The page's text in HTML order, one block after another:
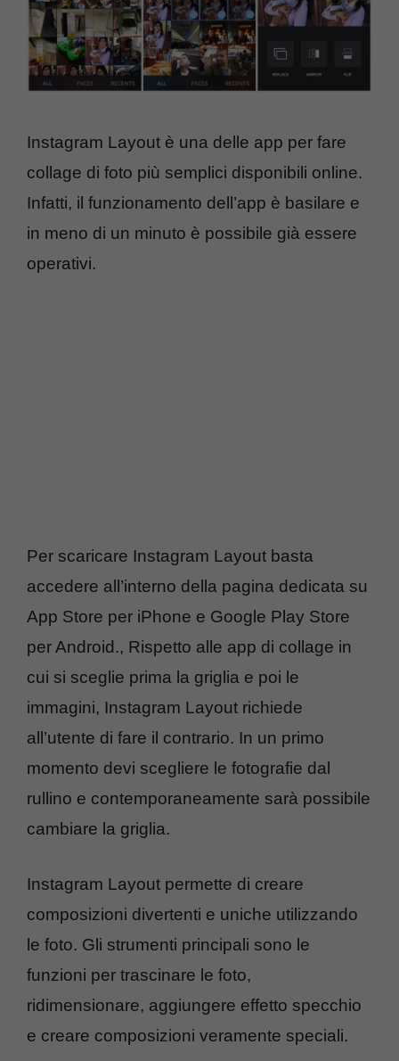
Instagram Layout è una delle app per fare
collage di foto più semplici disponibili online.
Infatti, il funzionamento dell’app è basilare e
in meno di un minuto è possibile già essere
operativi.
Per scaricare Instagram Layout basta
accedere all’interno della pagina dedicata su
App Store per iPhone e Google Play Store
per Android., Rispetto alle app di collage in
cui si sceglie prima la griglia e poi le
immagini, Instagram Layout richiede
all’utente di fare il contrario. In un primo
momento devi scegliere le fotografie dal
rullino e contemporaneamente sarà possibile
cambiare la griglia.
Instagram Layout permette di creare
composizioni divertenti e uniche utilizzando
le foto. Gli strumenti principali sono le
funzioni per trascinare le foto,
ridimensionare, aggiungere effetto specchio
e creare composizioni veramente speciali.